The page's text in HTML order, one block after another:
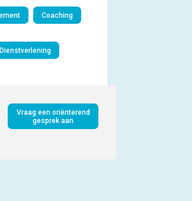
Coaching
Vraag een oriënterend
gesprek aan